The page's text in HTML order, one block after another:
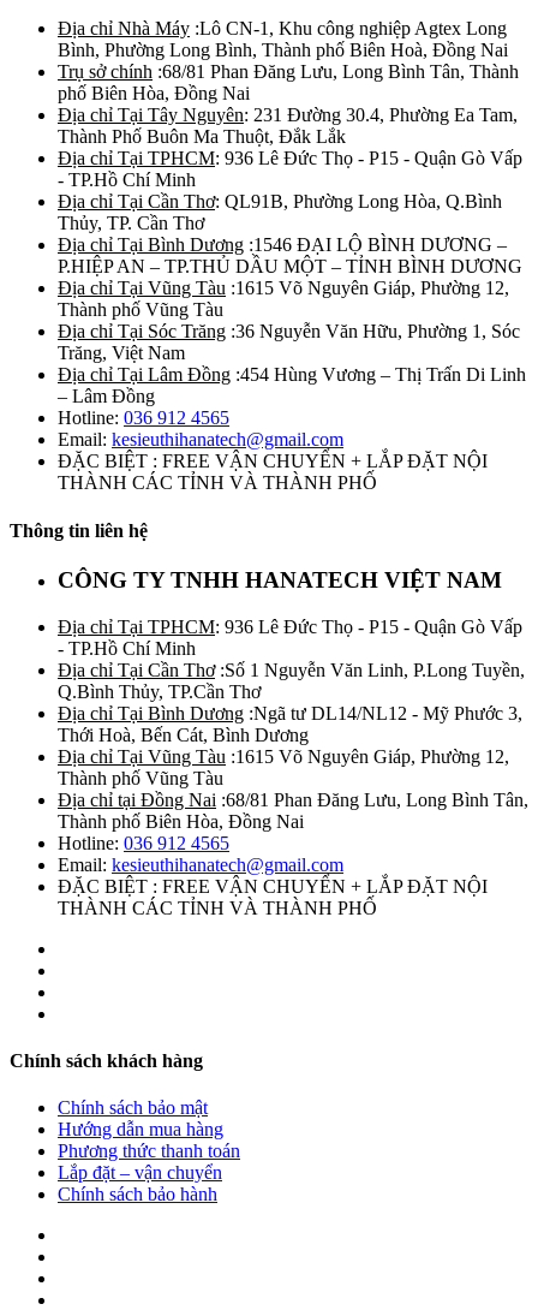
Địa chỉ Nhà Máy :Lô CN-1, Khu công nghiệp Agtex Long
Bình, Phường Long Bình, Thành phố Biên Hoà, Đồng Nai
Trụ sở chính :68/81 Phan Đăng Lưu, Long Bình Tân, Thành
phố Biên Hòa, Đồng Nai
Địa chỉ Tại Tây Nguyên: 231 Đường 30.4, Phường Ea Tam,
Thành Phố Buôn Ma Thuột, Đắk Lắk
Địa chỉ Tại TPHCM: 936 Lê Đức Thọ - P15 - Quận Gò Vấp
- TP.Hồ Chí Minh
Địa chỉ Tại Cần Thơ: QL91B, Phường Long Hòa, Q.Bình
Thủy, TP. Cần Thơ
Địa chỉ Tại Bình Dương :1546 ĐẠI LỘ BÌNH DƯƠNG –
P.HIỆP AN – TP.THỦ DẦU MỘT – TỈNH BÌNH DƯƠNG
Địa chỉ Tại Vũng Tàu :1615 Võ Nguyên Giáp, Phường 12,
Thành phố Vũng Tàu
Địa chỉ Tại Sóc Trăng :36 Nguyễn Văn Hữu, Phường 1, Sóc
Trăng, Việt Nam
Địa chỉ Tại Lâm Đồng :454 Hùng Vương – Thị Trấn Di Linh
– Lâm Đồng
Hotline: 036 912 4565
Email: kesieuthihanatech@gmail.com
ĐẶC BIỆT : FREE VẬN CHUYỂN + LẮP ĐẶT NỘI
THÀNH CÁC TỈNH VÀ THÀNH PHỐ
Thông tin liên hệ
CÔNG TY TNHH HANATECH VIỆT NAM
Địa chỉ Tại TPHCM: 936 Lê Đức Thọ - P15 - Quận Gò Vấp
- TP.Hồ Chí Minh
Địa chỉ Tại Cần Thơ:Số 1 Nguyễn Văn Linh, P.Long Tuyền,
Q.Bình Thủy, TP.Cần Thơ
Địa chỉ Tại Bình Dương :Ngã tư DL14/NL12 - Mỹ Phước 3,
Thới Hoà, Bến Cát, Bình Dương
Địa chỉ Tại Vũng Tàu :1615 Võ Nguyên Giáp, Phường 12,
Thành phố Vũng Tàu
Địa chỉ tại Đồng Nai :68/81 Phan Đăng Lưu, Long Bình Tân,
Thành phố Biên Hòa, Đồng Nai
Hotline: 036 912 4565
Email: kesieuthihanatech@gmail.com
ĐẶC BIỆT : FREE VẬN CHUYỂN + LẮP ĐẶT NỘI
THÀNH CÁC TỈNH VÀ THÀNH PHỐ
Chính sách khách hàng
Chính sách bảo mật
Hướng dẫn mua hàng
Phương thức thanh toán
Lắp đặt – vận chuyển
Chính sách bảo hành